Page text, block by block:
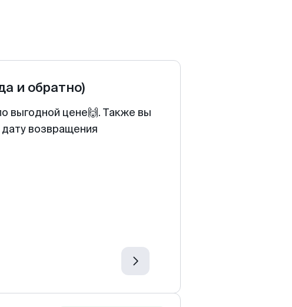
и обратно)
выгодной цене🙌. Также вы
возвращения